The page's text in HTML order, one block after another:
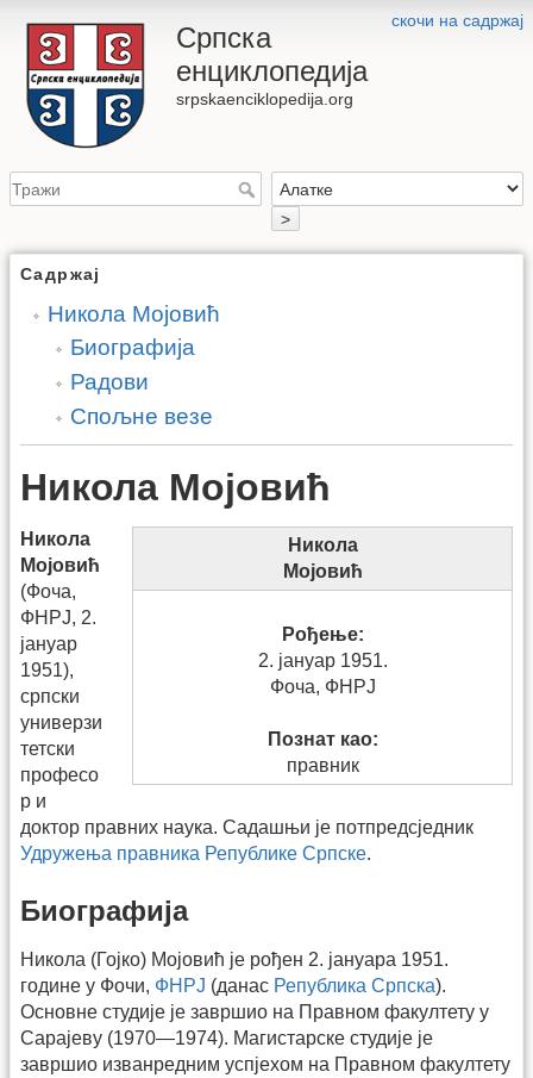
скочи на садржај
Српска
енциклопедија
srpskaenciklopedija.org
>
Садржај
Никола Мојовић
Биографија
Радови
Спољне везе
Никола Мојовић
Никола
Мојовић
Рођење:
2. јануар 1951.
Фоча, ФНРЈ
Познат као:
правник
Никола
Мојовић
(Фоча,
ФНРЈ, 2.
јануар
1951),
српски
универзи
тетски
професо
р и
доктор правних наука. Садашњи је потпредсједник
Удружења правника Републике Српске.
Биографија
Никола (Гојко) Мојовић је рођен 2. јануара 1951.
године у Фочи, ФНРЈ (данас Република Српска).
Основне студије је завршио на Правном факултету у
Сарајеву (1970—1974). Магистарске студије је
завршио изванредним успјехом на Правном факултету